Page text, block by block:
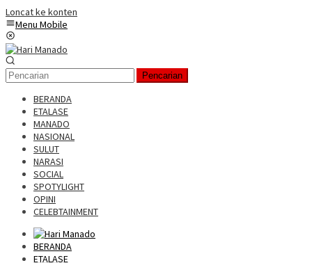
Loncat ke konten
Menu Mobile
Pencarian
BERANDA
ETALASE
MANADO
NASIONAL
SULUT
NARASI
SOCIAL
SPOTYLIGHT
OPINI
CELEBTAINMENT
BERANDA
ETALASE